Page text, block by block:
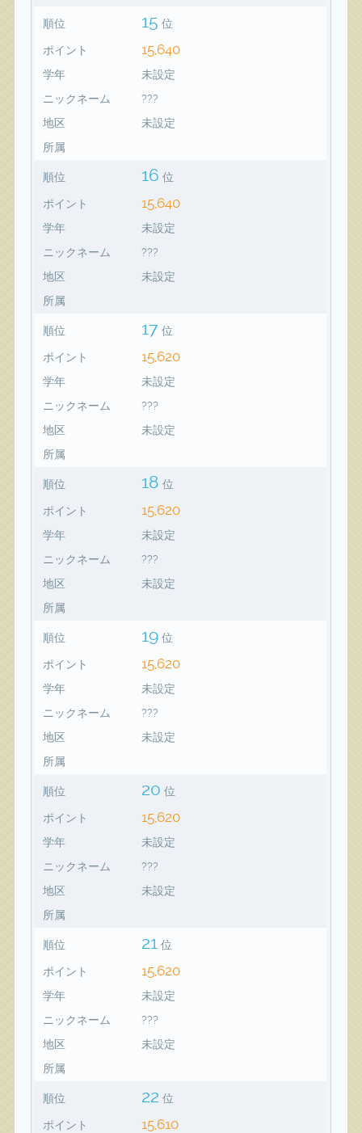
順位 15 位
ポイント 15,640
学年
未設定
ニックネーム
???
地区
未設定
所属
順位 16 位
ポイント 15,640
学年
未設定
ニックネーム
???
地区
未設定
所属
順位 17 位
ポイント 15,620
学年
未設定
ニックネーム
???
地区
未設定
所属
順位 18 位
ポイント 15,620
学年
未設定
ニックネーム
???
地区
未設定
所属
順位 19 位
ポイント 15,620
学年
未設定
ニックネーム
???
地区
未設定
所属
順位 20 位
ポイント 15,620
学年
未設定
ニックネーム
???
地区
未設定
所属
順位 21 位
ポイント 15,620
学年
未設定
ニックネーム
???
地区
未設定
所属
順位 22 位
ポイント 15,610